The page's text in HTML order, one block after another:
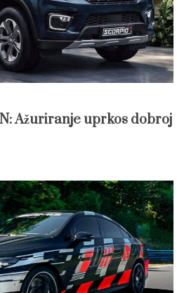
Ažuriranje uprkos dobroj